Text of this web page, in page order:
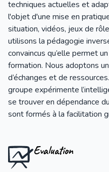
techniques actuelles et
l'objet d'une mise en
situation, vidéos, jeux de
utilisons la pédagogie
convaincus qu’elle permet
formation. Nous adoptons
d’échanges et de
groupe expérimente
se trouver en dépendance
sont formés à la facilitation
Evaluation